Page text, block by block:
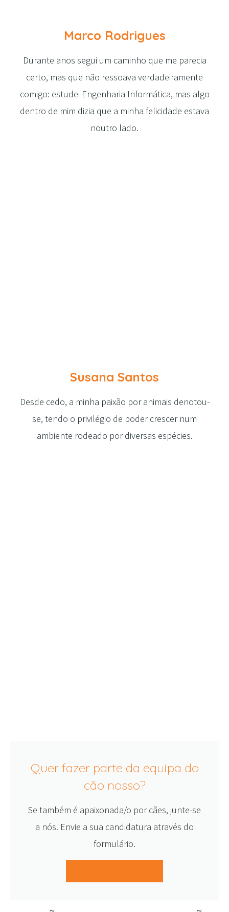
Marco Rodrigues
Durante anos segui um caminho que me parecia
certo, mas que não ressoava verdadeiramente
comigo: estudei Engenharia Informática, mas algo
dentro de mim dizia que a minha felicidade estava
noutro lado.
Susana Santos
Desde cedo, a minha paixão por animais denotou-
se, tendo o privilégio de poder crescer num
ambiente rodeado por diversas espécies.
Quer fazer parte da equipa do
cão nosso?
Se também é apaixonada/o por cães, junte-se
a nós. Envie a sua candidatura através do
formulário.